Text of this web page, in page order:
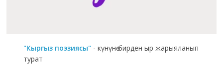
"Кыргыз поэзиясы" - күнүнө бирден ыр жарыяланып
турат